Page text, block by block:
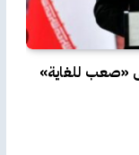
«صعب للغاية»